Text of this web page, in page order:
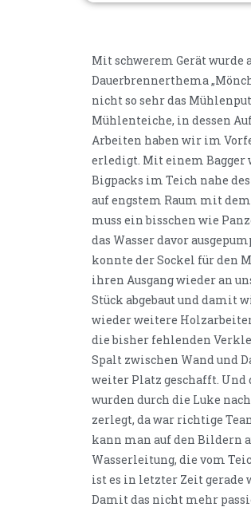
Mit schwerem Gerät wurde
Dauerbrennerthema
nicht so sehr das
Mühlenteiche, in dessen
Arbeiten haben wir im
erledigt. Mit einem Bagger
Bigpacks im Teich nahe
auf engstem Raum mit
muss ein bisschen wie
das Wasser davor
konnte der Sockel für den
ihren Ausgang wieder an
Stück abgebaut und damit
wieder weitere
die bisher fehlenden
Spalt zwischen Wand und
weiter Platz geschafft.
wurden durch die Luke
zerlegt, da war richtige
kann man auf den Bildern
Wasserleitung, die vom
ist es in letzter Zeit gerade
Damit das nicht mehr